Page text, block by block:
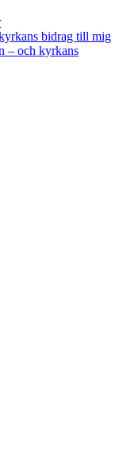
bidrag till mig
– och kyrkans